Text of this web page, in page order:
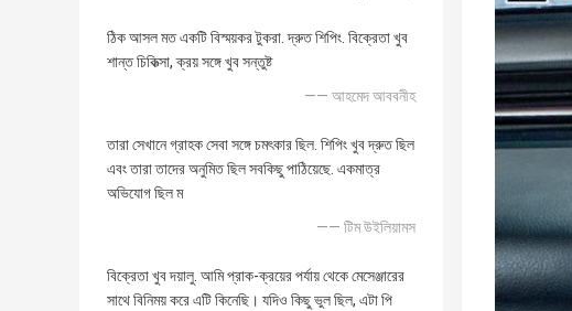
ঠিক আসল মত একটি বিস্ময়কর টুকরা. দ্রুত শিপিং. বিক্রেতা খুব
শান্ত চিকিত্সা, ক্রয় সঙ্গে খুব সন্তুষ্ট
—— আহমেদ আববনীহ
তারা সেখানে গ্রাহক সেবা সঙ্গে চমৎকার ছিল. শিপিং খুব দ্রুত ছিল
এবং তারা তাদের অনুমিত ছিল সবকিছু পাঠিয়েছে. একমাত্র
অভিযোগ ছিল ম
—— টিম উইলিয়ামস
বিক্রেতা খুব দয়ালু. আমি প্রাক-ক্রয়ের পর্যায় থেকে মেসেঞ্জারের
সাথে বিনিময় করে এটি কিনেছি। যদিও কিছু ভুল ছিল, এটা পি